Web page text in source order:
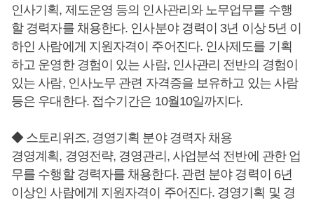
인사기획, 제도운영 등의 인사관리와 노무업무를 수행
할 경력자를 채용한다. 인사분야 경력이 3년 이상 5년 이
하인 사람에게 지원자격이 주어진다. 인사제도를 기획
하고 운영한 경험이 있는 사람, 인사관리 전반의 경험이
있는 사람, 인사노무 관련 자격증을 보유하고 있는 사람
등은 우대한다. 접수기간은 10월10일까지다.
◆ 스토리위즈, 경영기획 분야 경력자 채용
경영계획, 경영전략, 경영관리, 사업분석 전반에 관한 업
무를 수행할 경력자를 채용한다. 관련 분야 경력이 6년
이상인 사람에게 지원자격이 주어진다. 경영기획 및 경